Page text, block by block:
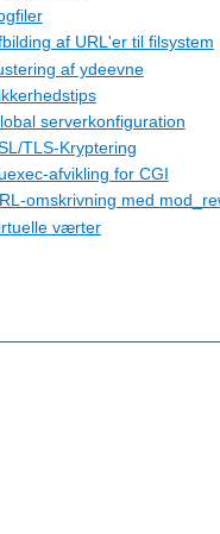
af URL'er til filsystem
af ydeevne
serverkonfiguration
TLS-Kryptering
afvikling for CGI
omskrivning med
værter